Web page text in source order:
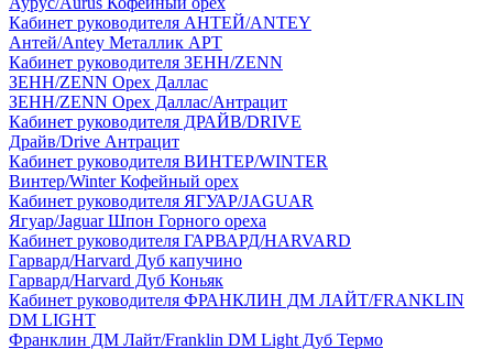
Кабинет руководителя АНТЕЙ/ANTEY
Антей/Antey Металлик АРТ
Кабинет руководителя ЗЕНН/ZENN
ЗЕНН/ZENN Орех Даллас
ЗЕНН/ZENN Орех Даллас/Антрацит
Кабинет руководителя ДРАЙВ/DRIVE
Драйв/Drive Антрацит
Кабинет руководителя ВИНТЕР/WINTER
Винтер/Winter Кофейный орех
Кабинет руководителя ЯГУАР/JAGUAR
Ягуар/Jaguar Шпон Горного ореха
Кабинет руководителя ГАРВАРД/HARVARD
Гарвард/Harvard Дуб капучино
Гарвард/Harvard Дуб Коньяк
Кабинет руководителя ФРАНКЛИН ДМ ЛАЙТ/FRANKLIN
DM LIGHT
Франклин ДМ Лайт/Franklin DM Light Дуб Термо